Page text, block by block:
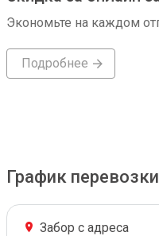
Экономьте на каждом
Подробнее
График
Забор с адреса